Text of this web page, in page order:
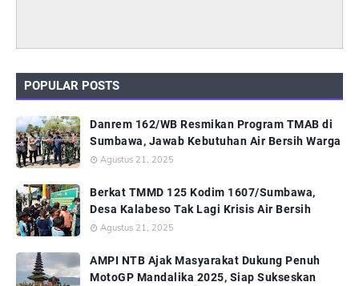
POPULAR POSTS
Danrem 162/WB Resmikan Program TMAB di
Sumbawa, Jawab Kebutuhan Air Bersih Warga
Agustus 21, 2025
Berkat TMMD 125 Kodim 1607/Sumbawa,
Desa Kalabeso Tak Lagi Krisis Air Bersih
Agustus 21, 2025
AMPI NTB Ajak Masyarakat Dukung Penuh
MotoGP Mandalika 2025, Siap Sukseskan